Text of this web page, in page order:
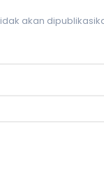
akan